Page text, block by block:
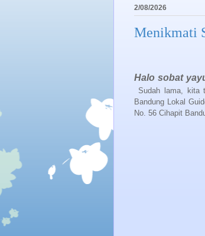
2/08/2026
Menikmati
Halo sobat
Sudah lama, kita
Bandung Lokal
No. 56 Cihapit